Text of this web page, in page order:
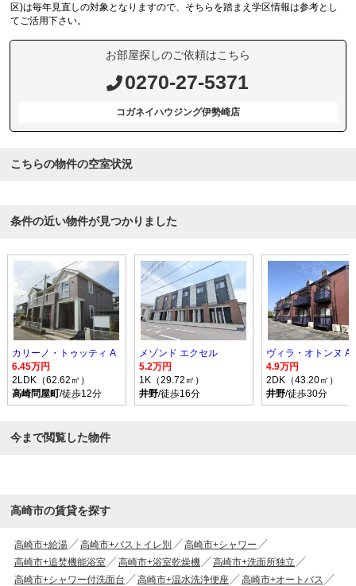
区)は毎年見直しの対象となりますので、そちらを踏まえ学区情報は参考とし
てご活用下さい。
お部屋探しのご依頼はこちら
0270-27-5371
コガネイハウジング伊勢崎店
こちらの物件の空室状況
条件の近い物件が見つかりました
カリーノ・トゥッティ A
6.45万円
2LDK（62.62㎡）
高崎問屋町/徒歩12分
メゾンド エクセル
5.2万円
1K（29.72㎡）
井野/徒歩16分
ヴィラ・オトンヌ A
4.9万円
2DK（43.20㎡）
井野/徒歩30分
今まで閲覧した物件
高崎市の賃貸を探す
高崎市+給湯 高崎市+バストイレ別
高崎市+シャワー
高崎市+追焚機能浴室
高崎市+浴室乾燥機
高崎市+洗面所独立
高崎市+シャワー付洗面台
高崎市+温水洗浄便座
高崎市+オートバス